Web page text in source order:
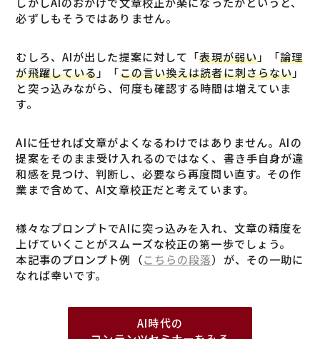
必ずしもそうではありません。
むしろ、AIが出した提案に対して「表現が弱い」「論理
が飛躍している」「この言い換えは読者に刺さらない」
と突っ込みながら、何度も確認する時間は増えていま
す。
AIに任せれば文章がよくなるわけではありません。AIの
提案をそのまま受け入れるのではなく、書き手自身が違
和感を見つけ、判断し、必要なら再度問い直す。その作
業まで含めて、AI文章校正だと考えています。
様々なプロンプトでAIに突っ込みを入れ、文章の精度を
上げていくことがスムーズな校正の第一歩でしょう。
本記事のプロンプト例（こちらの段落）が、その一助に
なれば幸いです。
AI時代の